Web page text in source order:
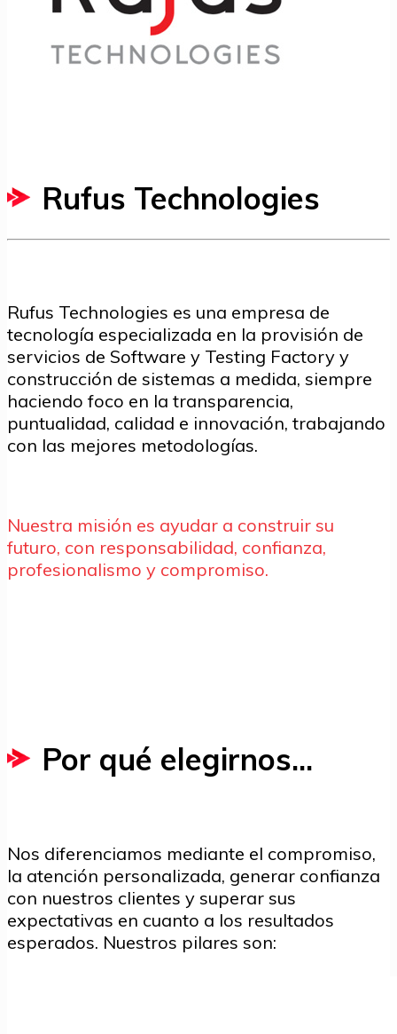
Rufus Technologies
Rufus Technologies es una empresa de
tecnología especializada en la provisión de
servicios de Software y Testing Factory y
construcción de sistemas a medida, siempre
haciendo foco en la transparencia,
puntualidad, calidad e innovación, trabajando
con las mejores metodologías.
Nuestra misión es ayudar a construir su
futuro, con responsabilidad, confianza,
profesionalismo y compromiso.
Por qué elegirnos...
Nos diferenciamos mediante el compromiso,
la atención personalizada, generar confianza
con nuestros clientes y superar sus
expectativas en cuanto a los resultados
esperados. Nuestros pilares son: